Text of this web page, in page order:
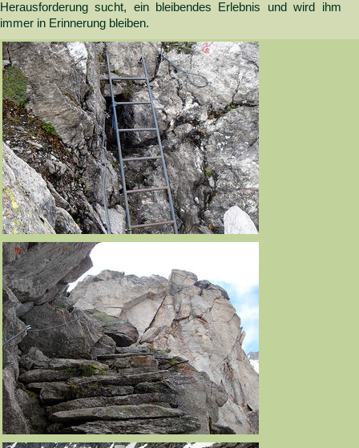
Herausforderung sucht, ein bleibendes Erlebnis und wird ihm
immer in Erinnerung bleiben.